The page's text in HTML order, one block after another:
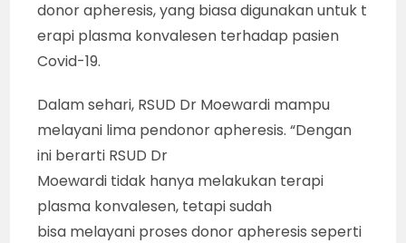
donor apheresis, yang biasa digunakan untuk t
erapi plasma konvalesen terhadap pasien
Covid-19.
Dalam sehari, RSUD Dr Moewardi mampu
melayani lima pendonor apheresis. “Dengan
ini berarti RSUD Dr
Moewardi tidak hanya melakukan terapi
plasma konvalesen, tetapi sudah
bisa melayani proses donor apheresis seperti